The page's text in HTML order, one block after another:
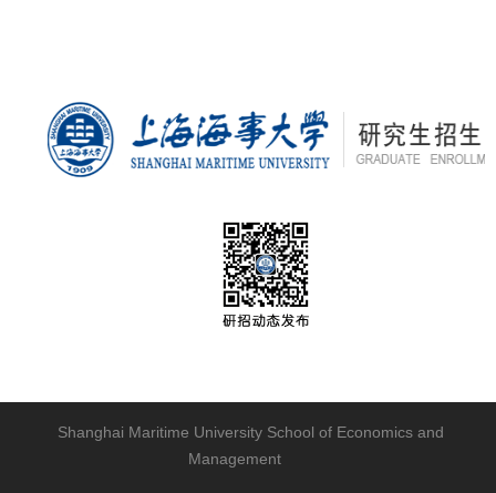
Shanghai Maritime University School of Economics and
Management